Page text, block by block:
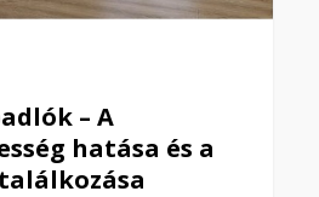
– A
hatása és a